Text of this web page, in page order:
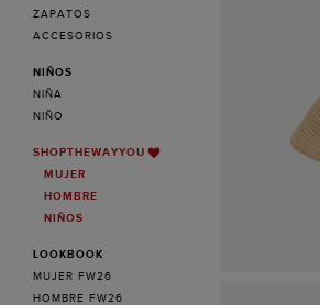
ZAPATOS
ACCESORIOS
NIÑOS
NIÑA
NIÑO
SHOPTHEWAYYOU
MUJER
HOMBRE
NIÑOS
LOOKBOOK
MUJER FW26
HOMBRE FW26